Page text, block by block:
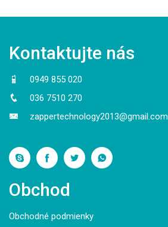
Kontaktujte nás
0949 855 020
036 7510 270
zappertechnology2013@gmail.com
Obchod
Obchodné podmienky